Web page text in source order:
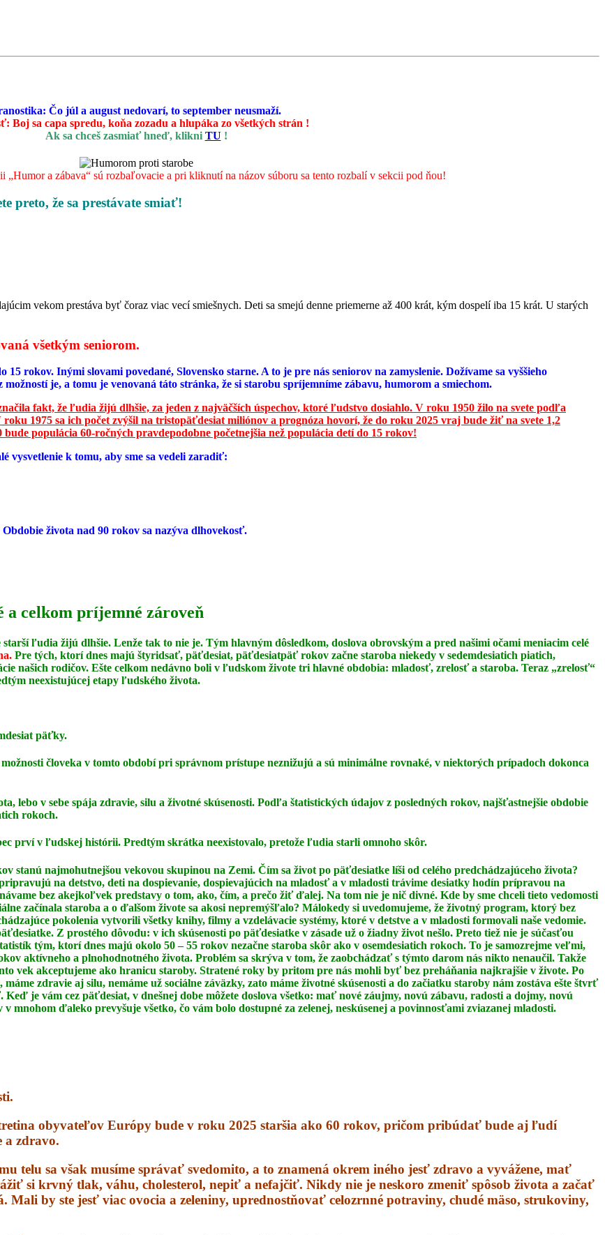
Čo júl a august nedovarí, to september neusmaží.
Boj sa capa spredu, koňa zozadu a hlupáka zo všetkých strán !
Ak sa chceš zasmiať hneď, klikni TU !
a zábava“ sú rozbaľovacie a pri kliknutí na názov súboru sa tento rozbalí v sekcii pod ňou!
preto, že sa prestávate smiať!
vekom prestáva byť čoraz viac vecí smiešnych. Deti sa smejú denne priemerne až 400 krát, kým dospelí iba 15 krát. U starých
všetkým seniorom.
rokov. Inými slovami povedané, Slovensko starne. A to je pre nás seniorov na zamyslenie. Dožívame sa vyššieho
je, a tomu je venovaná táto stránka, že si starobu spríjemníme zábavu, humorom a smiechom.
fakt, že ľudia žijú dlhšie, za jeden z najväčších úspechov, ktoré ľudstvo dosiahlo. V roku 1950 žilo na svete podľa
1975 sa ich počet zvýšil na tristopäťdesiat miliónov a prognóza hovorí, že do roku 2025 vraj bude žiť na svete 1,2
populácia 60-ročných pravdepodobne početnejšia než populácia detí do 15 rokov!
vysvetlenie k tomu, aby sme sa vedeli zaradiť:
života nad 90 rokov sa nazýva dlhovekosť.
a celkom príjemné zároveň
ľudia žijú dlhšie. Lenže tak to nie je. Tým hlavným dôsledkom, doslova obrovským a pred našimi očami meniacim celé
Pre tých, ktorí dnes majú štyridsať, päťdesiat, päťdesiatpäť rokov začne staroba niekedy v sedemdesiatich piatich,
našich rodičov. Ešte celkom nedávno boli v ľudskom živote tri hlavné obdobia: mladosť, zrelosť a staroba. Teraz „zrelosť“
neexistujúcej etapy ľudského života.
päťky.
človeka v tomto období pri správnom prístupe neznižujú a sú minimálne rovnaké, v niektorých prípadoch dokonca
lebo v sebe spája zdravie, silu a životné skúsenosti. Podľa štatistických údajov z posledných rokov, najšťastnejšie obdobie
rokoch.
prví v ľudskej histórii. Predtým skrátka neexistovalo, pretože ľudia starli omnoho skôr.
stanú najmohutnejšou vekovou skupinou na Zemi. Čím sa život po päťdesiatke líši od celého predchádzajúceho života?
na detstvo, deti na dospievanie, dospievajúcich na mladosť a v mladosti trávime desiatky hodín prípravou na
bez akejkoľvek predstavy o tom, ako, čím, a prečo žiť ďalej. Na tom nie je nič divné. Kde by sme chceli tieto vedomosti
začínala staroba a o ďalšom živote sa akosi nepremýšľalo? Málokedy si uvedomujeme, že životný program, ktorý bez
pokolenia vytvorili všetky knihy, filmy a vzdelávacie systémy, ktoré v detstve a v mladosti formovali naše vedomie.
Z prostého dôvodu: v ich skúsenosti po päťdesiatke v zásade už o žiadny život nešlo. Preto tiež nie je súčasťou
tým, ktorí dnes majú okolo 50 – 55 rokov nezačne staroba skôr ako v osemdesiatich rokoch. To je samozrejme veľmi,
aktívneho a plnohodnotného života. Problém sa skrýva v tom, že zaobchádzať s týmto darom nás nikto nenaučil. Takže
vek akceptujeme ako hranicu staroby. Stratené roky by pritom pre nás mohli byť bez preháňania najkrajšie v živote. Po
zdravie aj silu, nemáme už sociálne záväzky, zato máme životné skúsenosti a do začiatku staroby nám zostáva ešte štvrť
je vám cez päťdesiat, v dnešnej dobe môžete doslova všetko: mať nové záujmy, novú zábavu, radosti a dojmy, novú
v mnohom ďaleko prevyšuje všetko, čo vám bolo dostupné za zelenej, neskúsenej a povinnosťami zviazanej mladosti.
obyvateľov Európy bude v roku 2025 staršia ako 60 rokov, pričom pribúdať bude aj ľudí
a zdravo.
telu sa však musíme správať svedomito, a to znamená okrem iného jesť zdravo a vyvážene, mať
si krvný tlak, váhu, cholesterol, nepiť a nefajčiť. Nikdy nie je neskoro zmeniť spôsob života a začať
by ste jesť viac ovocia a zeleniny, uprednostňovať celozrnné potraviny, chudé mäso, strukoviny,